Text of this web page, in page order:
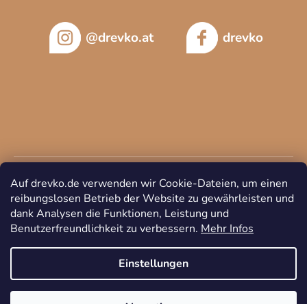
Auf drevko.de verwenden wir Cookie-Dateien, um einen
reibungslosen Betrieb der Website zu gewährleisten und
dank Analysen die Funktionen, Leistung und
Benutzerfreundlichkeit zu verbessern. Mehr Infos
Einstellungen
@drevko.at drevko
Copyright 2026DREVKO. Alle Rechte vorbehalten.